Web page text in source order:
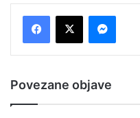
Povezane objave